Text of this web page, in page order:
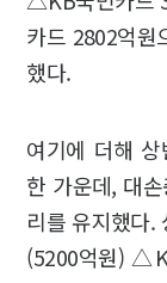
카드 2802억원
했다.
여기에 더해
한 가운데, 대
리를 유지했다
(5200억원)